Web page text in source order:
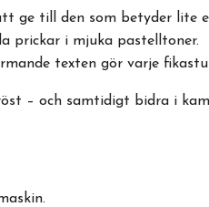
ge till den som betyder lite
prickar i mjuka pastelltoner.
texten gör varje
– och samtidigt bidra i